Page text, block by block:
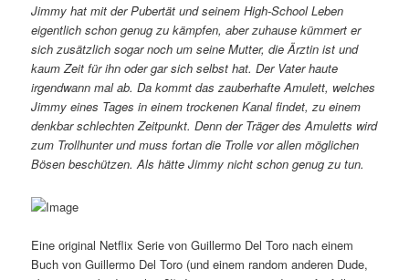
Jimmy hat mit der Pubertät und seinem High-School Leben
eigentlich schon genug zu kämpfen, aber zuhause kümmert er
sich zusätzlich sogar noch um seine Mutter, die Ärztin ist und
kaum Zeit für ihn oder gar sich selbst hat. Der Vater haute
irgendwann mal ab. Da kommt das zauberhafte Amulett, welches
Jimmy eines Tages in einem trockenen Kanal findet, zu einem
denkbar schlechten Zeitpunkt. Denn der Träger des Amuletts wird
zum Trollhunter und muss fortan die Trolle vor allen möglichen
Bösen beschützen. Als hätte Jimmy nicht schon genug zu tun.
Eine original Netflix Serie von Guillermo Del Toro nach einem
Buch von Guillermo Del Toro (und einem random anderen Dude,